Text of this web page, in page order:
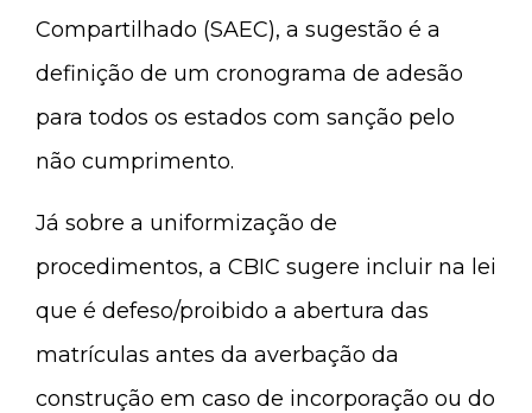
Compartilhado (SAEC), a sugestão é a
definição de um cronograma de adesão
para todos os estados com sanção pelo
não cumprimento.
Já sobre a uniformização de
procedimentos, a CBIC sugere incluir na lei
que é defeso/proibido a abertura das
matrículas antes da averbação da
construção em caso de incorporação ou do